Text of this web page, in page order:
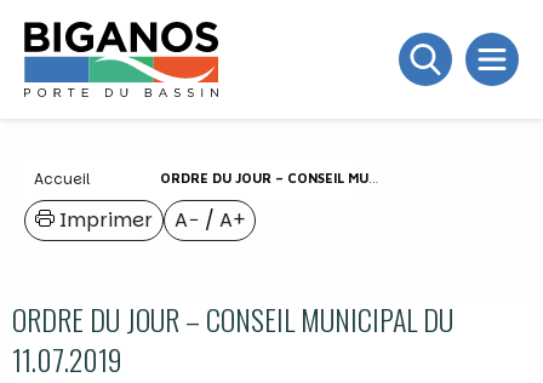
Accueil ORDRE DU JOUR – CONSEIL MUNICIPAL DU 11.07.2019
A− / A+
Imprimer
ORDRE DU JOUR – CONSEIL MUNICIPAL DU
11.07.2019